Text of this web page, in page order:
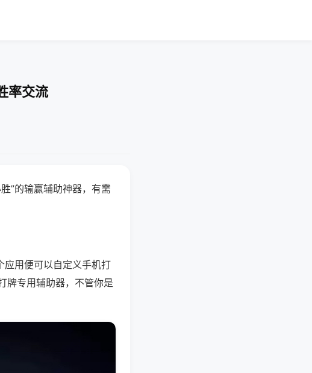
率交流
”的输赢辅助神器，有需
应用便可以自定义手机打
牌专用辅助器，不管你是